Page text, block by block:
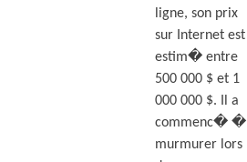
ligne, son prix
sur Internet est
estim� entre
500 000 $ et 1
000 000 $. Il a
commenc� �
murmurer lors